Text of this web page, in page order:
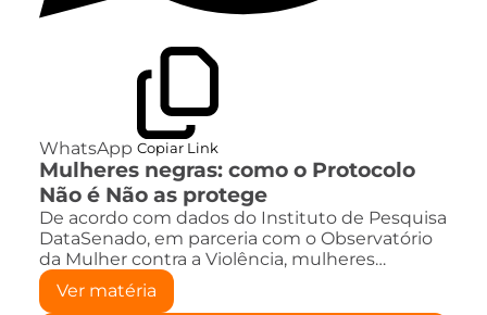
WhatsApp Copiar Link
Mulheres negras: como o Protocolo
Não é Não as protege
De acordo com dados do Instituto de Pesquisa
DataSenado, em parceria com o Observatório
da Mulher contra a Violência, mulheres…
Ver matéria